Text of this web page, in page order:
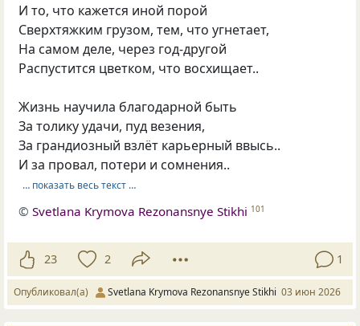
И то, что кажется иной порой
Сверхтяжким грузом, тем, что угнетает,
На самом деле, через год-другой
Распустится цветком, что восхищает..
Жизнь научила благодарной быть
За толику удачи, пуд везения,
За грандиозный взлёт карьерный ввысь..
И за провал, потери и сомнения..
… показать весь текст …
©Svetlana Krymova Rezonansnye Stikhi 101
23 2 1
Опубликовал(а) Svetlana Krymova Rezonansnye Stikhi 03 июн 2026